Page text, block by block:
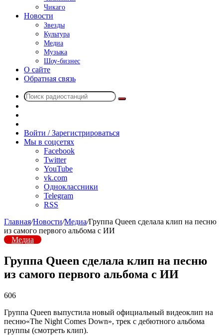
Чикаго
Новости
Звезды
Культура
Медиа
Музыка
Шоу-бизнес
О сайте
Обратная связь
Поиск
радио
Войти / Зарегистрироваться
Мы в соцсетях
Facebook
Twitter
YouTube
vk.com
Одноклассники
Telegram
RSS
Главная/Новости/Медиа/Группа Queen сделала клип на песню
из самого первого альбома с ИИ
Медиа
Группа Queen сделала клип на песню
из самого первого альбома с ИИ
606
Группа Queen выпустила новый официальный видеоклип на
песню«The Night Comes Down», трек с дебютного альбома
группы (смотреть клип).